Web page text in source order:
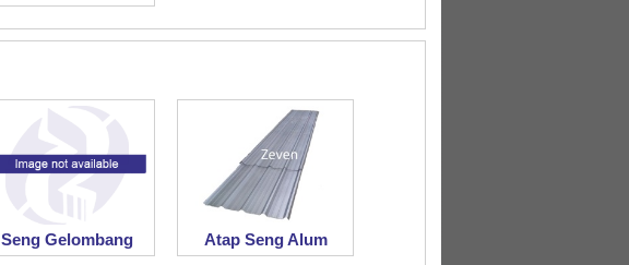
Seng Gelombang Atap Seng Alum